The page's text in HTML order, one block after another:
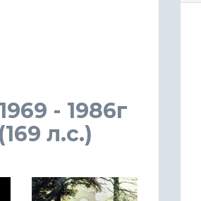
- 1986г
л.с.)